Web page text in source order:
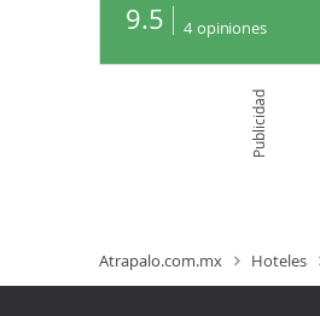
9.5 4 opiniones
Publicidad
Atrapalo.com.mx Hoteles